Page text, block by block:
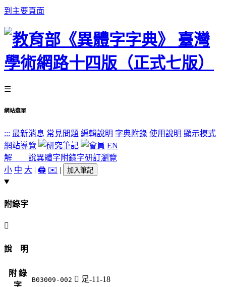
到主要頁面
☰
網站選單
::: 最新消息 常見問題 編輯說明 字典附錄 使用說明 顯示模式
網站導覽
EN
解 說異體字 附錄字研訂瀏覽
小 中 大 | 🖨️ ✉️ | 加入筆記
附錄字
󸊢
說 明
附 錄
字
B03009-002 󸊢 足-11-18